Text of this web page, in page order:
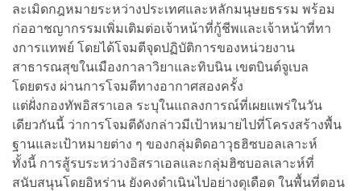
ละเมิดกฎหมายระหว่างประเทศและหลักมนุษยธรรม พร้อม
ก่ออาชญากรรมเพิ่มเติมต่อเจ้าหน้าที่กู้ชีพและเจ้าหน้าที่ทา
งการแทพย์ โดยได้โจมตีจุดปฏิบัติการของหน่วยงาน
สาธารณสุขในเมืองกาลาวิยาและทิบนิน เขตบินต์จูเบล
โดยตรง ผ่านการโจมตีทางอากาศสองครั้ง
แต่ฝั่งกองทัพอิสราเอล ระบุในแถลงการณ์ที่เผยแพร่ในวัน
เดียวกันนี้ ว่าการโจมตีดังกล่าวมีเป้าหมายไปที่โครงสร้างพื้น
ฐานและเป้าหมายต่าง ๆ ของกลุ่มติดอาวุธฮิซบอลเลาะห์
ทั้งนี้ การสู้รบระหว่างอิสราเอลและกลุ่มฮิซบอลเลาะห์ที่
สนับสนุนโดยอิหร่าน ยังคงดำเนินไปอย่างดุเดือด ในพื้นที่ตอน